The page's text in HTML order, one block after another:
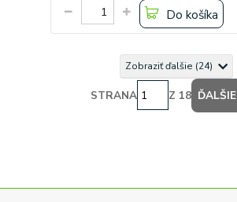
Do košíka
Zobraziť ďalšie (24)
STRANA Z 18 ĎALŠIE